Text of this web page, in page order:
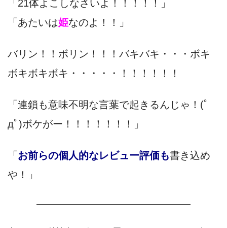
「21体よこしなさいよ！！！！！」
「あたいは姫なのよ！！」
バリン！！ボリン！！！バキバキ・・・ボキ
ボキボキボキ・・・・・！！！！！！
「連鎖も意味不明な言葉で起きるんじゃ！(ﾟ
дﾟ)ボケがー！！！！！！！」
「 お前らの個人的なレビュー評価も書き込め
や！」
———————————————————